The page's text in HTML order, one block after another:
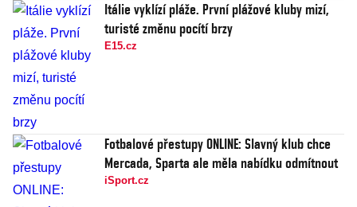
Itálie vyklízí pláže. První plážové kluby mizí,
turisté změnu pocítí brzy
E15.cz
Fotbalové přestupy ONLINE: Slavný klub chce
Mercada, Sparta ale měla nabídku odmítnout
iSport.cz